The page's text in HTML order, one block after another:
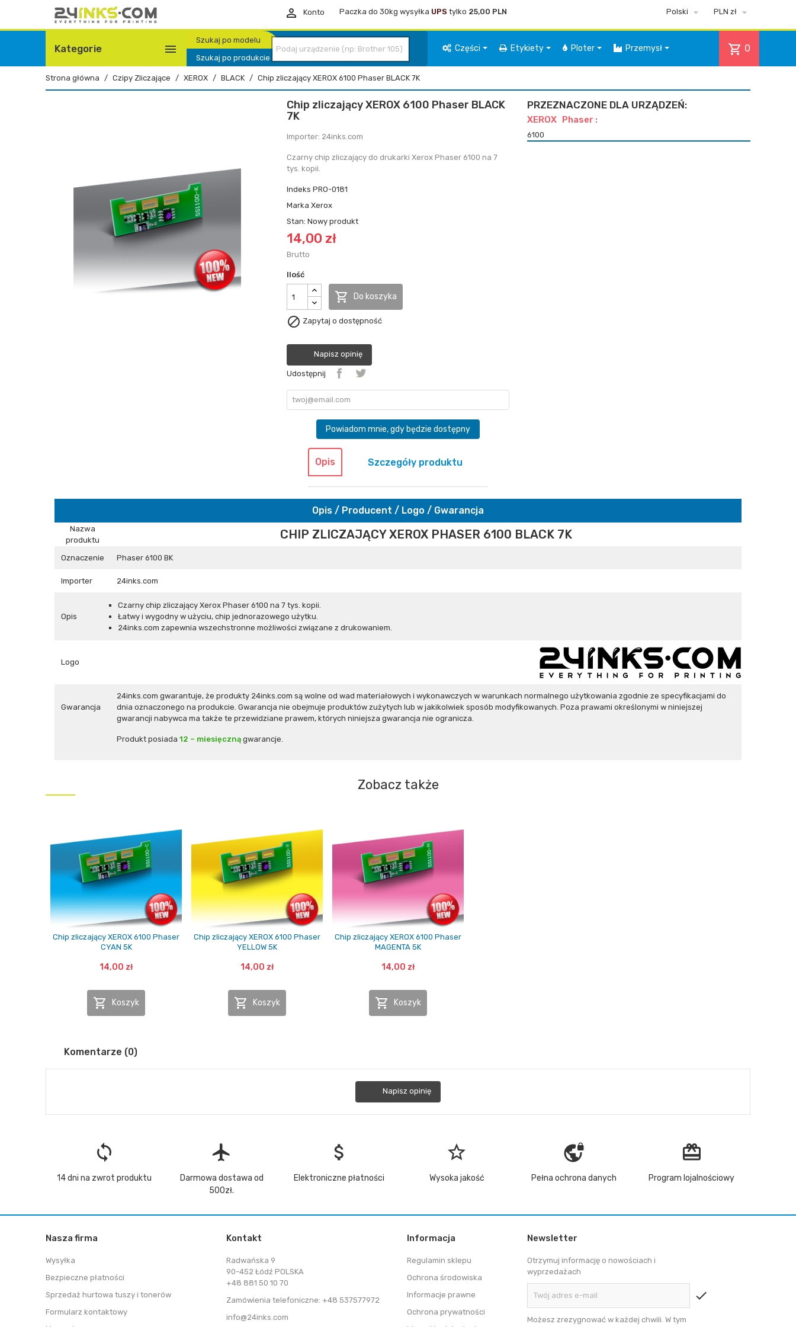
 Konto Paczka do 30kg wysyłka UPS tylko 25,00 PLN Polski  PLN zł 
Kategorie 
Szukaj po modelu
Szukaj po produkcie
shopping_cart 0
Części Etykiety Ploter Przemysł
Strona główna Czipy Zliczające XEROX BLACK Chip zliczający XEROX 6100 Phaser BLACK 7K
Chip zliczający XEROX 6100 Phaser BLACK
7K
Importer: 24inks.com
Czarny chip zliczający do drukarki Xerox Phaser 6100 na 7
tys. kopii.
Indeks PRO-0181
Marka Xerox
Stan: Nowy produkt
14,00 zł
Brutto
Ilość
 Do koszyka
 Zapytaj o dostępność
Napisz opinię
Udostępnij
Powiadom mnie, gdy będzie dostępny
PRZEZNACZONE DLA URZĄDZEŃ:
XEROX Phaser :
6100
Opis Szczegóły produktu
Opis / Producent / Logo / Gwarancja
Nazwa
produktu
CHIP ZLICZAJĄCY XEROX PHASER 6100 BLACK 7K
Oznaczenie Phaser 6100 BK
Importer 24inks.com
Opis
Czarny chip zliczający Xerox Phaser 6100 na 7 tys. kopii.
Łatwy i wygodny w użyciu, chip jednorazowego użytku.
24inks.com zapewnia wszechstronne możliwości związane z drukowaniem.
Logo
Gwarancja
24inks.com gwarantuje, że produkty 24inks.com są wolne od wad materiałowych i wykonawczych w warunkach normalnego użytkowania zgodnie ze specyfikacjami do
dnia oznaczonego na produkcie. Gwarancja nie obejmuje produktów zużytych lub w jakikolwiek sposób modyfikowanych. Poza prawami określonymi w niniejszej
gwarancji nabywca ma także te przewidziane prawem, których niniejsza gwarancja nie ogranicza.
Produkt posiada 12 – miesięczną gwarancje.
Zobacz także
Chip zliczający XEROX 6100 Phaser
CYAN 5K
14,00 zł
 Koszyk
Chip zliczający XEROX 6100 Phaser
YELLOW 5K
14,00 zł
 Koszyk
Chip zliczający XEROX 6100 Phaser
MAGENTA 5K
14,00 zł
 Koszyk
Komentarze (0)
Napisz opinię
loop
14 dni na zwrot produktu
flight
Darmowa dostawa od
500zł.
attach_money
Elektroniczne płatności
star_border
Wysoka jakość
vpn_lock
Pełna ochrona danych
redeem
Program lojalnościowy
Nasza firma
Wysyłka
Bezpieczne płatności
Sprzedaż hurtowa tuszy i tonerów
Formularz kontaktowy
Kontakt
Radwańska 9
90-452 Łódź POLSKA
+48 881 50 10 70
Zamówienia telefoniczne: +48 537577972
info@24inks.com
Informacja
Regulamin sklepu
Ochrona środowiska
Informacje prawne
Ochrona prywatności
Newsletter
Otrzymuj informację o nowościach i
wyprzedażach
check
Możesz zrezygnować w każdej chwili. W tym